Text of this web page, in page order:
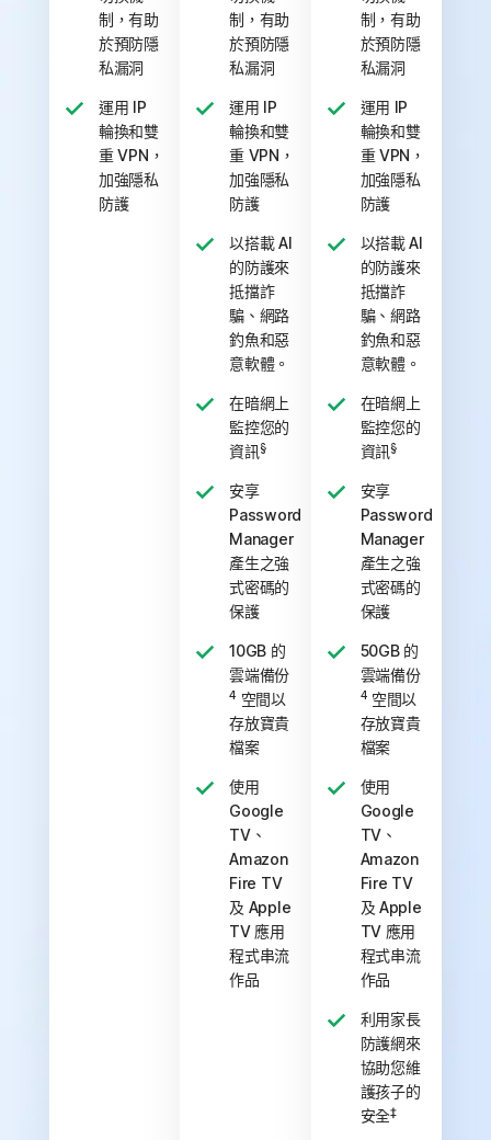
制，有助
於預防隱
私漏洞
運用 IP
輪換和雙
重 VPN，
加強隱私
防護
制，有助
於預防隱
私漏洞
運用 IP
輪換和雙
重 VPN，
加強隱私
防護
以搭載 AI
的防護來
抵擋詐
騙、網路
釣魚和惡
意軟體。
在暗網上
監控您的
資訊§
安享
Password
Manager
產生之強
式密碼的
保護
10GB 的
雲端備份
4 空間以
存放寶貴
檔案
使用
Google
TV、
Amazon
Fire TV
及 Apple
TV 應用
程式串流
作品
制，有助
於預防隱
私漏洞
運用 IP
輪換和雙
重 VPN，
加強隱私
防護
以搭載 AI
的防護來
抵擋詐
騙、網路
釣魚和惡
意軟體。
在暗網上
監控您的
資訊§
安享
Password
Manager
產生之強
式密碼的
保護
50GB 的
雲端備份
4 空間以
存放寶貴
檔案
使用
Google
TV、
Amazon
Fire TV
及 Apple
TV 應用
程式串流
作品
利用家長
防護網來
協助您維
護孩子的
安全‡